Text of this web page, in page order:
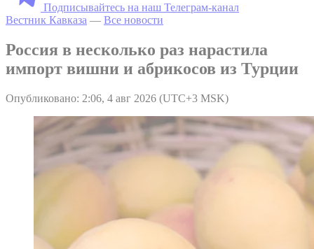
Подписывайтесь на наш Телеграм-канал
Вестник Кавказа — Все новости
Россия в несколько раз нарастила
импорт вишни и абрикосов из Турции
Опубликовано: 2:06, 4 авг 2026 (UTC+3 MSK)